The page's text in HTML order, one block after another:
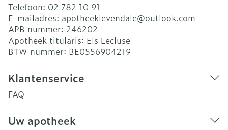
Telefoon: 02 782 10 91
E-mailadres: apotheeklevendale@outlook.com
APB nummer: 246202
Apotheek titularis: Els Lecluse
BTW nummer: BE0556904219
Klantenservice
FAQ
Uw apotheek